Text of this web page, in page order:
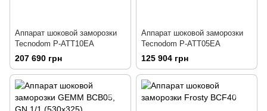
Аппарат шоковой заморозки
Tecnodom P-ATT10EA
207 690 грн
Аппарат шоковой заморозки
Tecnodom P-ATT05EA
125 904 грн